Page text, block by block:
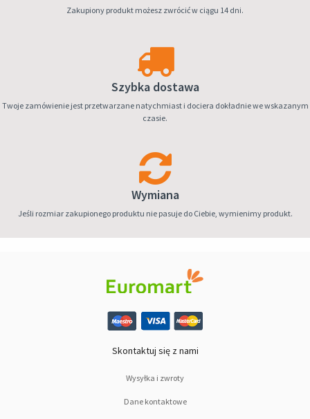
Zakupiony produkt możesz zwrócić w ciągu 14 dni.
Szybka dostawa
Twoje zamówienie jest przetwarzane natychmiast i dociera dokładnie we wskazanym
czasie.
Wymiana
Jeśli rozmiar zakupionego produktu nie pasuje do Ciebie, wymienimy produkt.
Skontaktuj się z nami
Wysyłka i zwroty
Dane kontaktowe